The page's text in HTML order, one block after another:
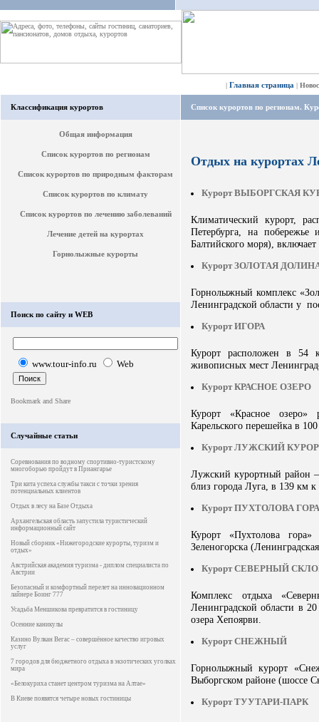
| Главная страница |
Классификация курортов
Общая информация
Список курортов по регионам
Список курортов по природным факторам
Список курортов по климату
Список курортов по лечению заболеваний
Лечение детей на курортах
Горнолыжные курорты
Поиск по сайту и WEB
www.tour-info.ru Web
Случайные статьи
Соревнования по водному спортивно-туристскому
многоборью пройдут в Приангарье
Три кита успеха службы такси с точки зрения
потенциальных клиентов
Отдых в лесу на Базе Отдыха
Архангельская область запустила туристический
информационный сайт
Новый сборник «Нижегородские курорты, туризм и
отдых»
Австрийская академия туризма - диплом специалиста по
Австрии
Безопасный и комфортный перелет на инновационном
лайнере Боинг 777
Усадьба Меншикова превратится в гостиницу
Осенние каникулы
Казино Вулкан Вегас – совершённое качество игровых
услуг
7 городов для бюджетного отдыха в экзотических уголках
мира
«Белокуриха станет центром туризма на Алтае»
В Киеве появятся четыре новых гостиницы
Список курортов по регионам.
Отдых на курортах
Курорт ВЫБОРГСКАЯ
Климатический курорт,
Петербурга, на
Балтийского моря),
Курорт ЗОЛОТАЯ
Горнолыжный комплекс
Ленинградской области у
Курорт ИГОРА
Курорт расположен в 54
живописных мест
Курорт КРАСНОЕ ОЗЕРО
Курорт «Красное
Карельского перешейка в
Курорт ЛУЖСКИЙ
Лужский курортный район –
близ города Луга, в 139 км
Курорт ПУХТОЛОВА ГОРА
Курорт «Пухтолова
Зеленогорска
Курорт СЕВЕРНЫЙ
Комплекс отдыха
Ленинградской области в
озера Хепоярви.
Курорт СНЕЖНЫЙ
Горнолыжный курорт
Выборгском районе (шоссе
Курорт ТУУТАРИ-ПАРК